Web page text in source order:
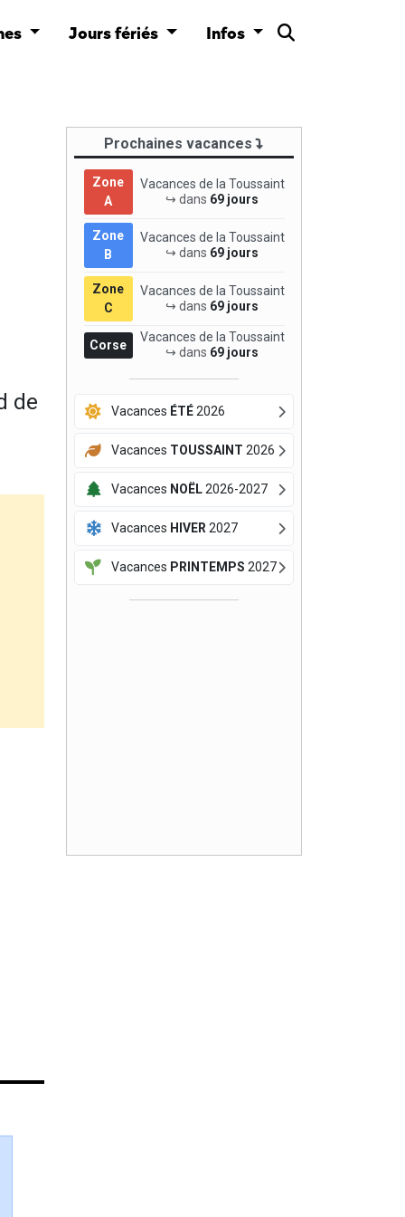
Jours fériés Infos
de
Prochaines vacances
Zone
A
Vacances de la Toussaint
↪ dans 69 jours
Zone
B
Vacances de la Toussaint
↪ dans 69 jours
Zone
C
Vacances de la Toussaint
↪ dans 69 jours
Corse
Vacances de la Toussaint
↪ dans 69 jours
Vacances ÉTÉ2026
Vacances TOUSSAINT 2026
Vacances NOËL2026-2027
Vacances HIVER 2027
Vacances PRINTEMPS 2027